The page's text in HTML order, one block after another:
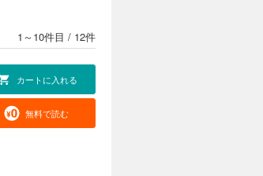
1～10件目 / 12件
カートに入れる
無料で読む